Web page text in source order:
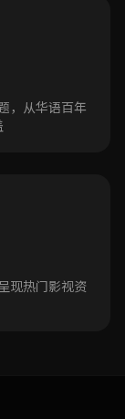
，从华语百年
现热门影视资